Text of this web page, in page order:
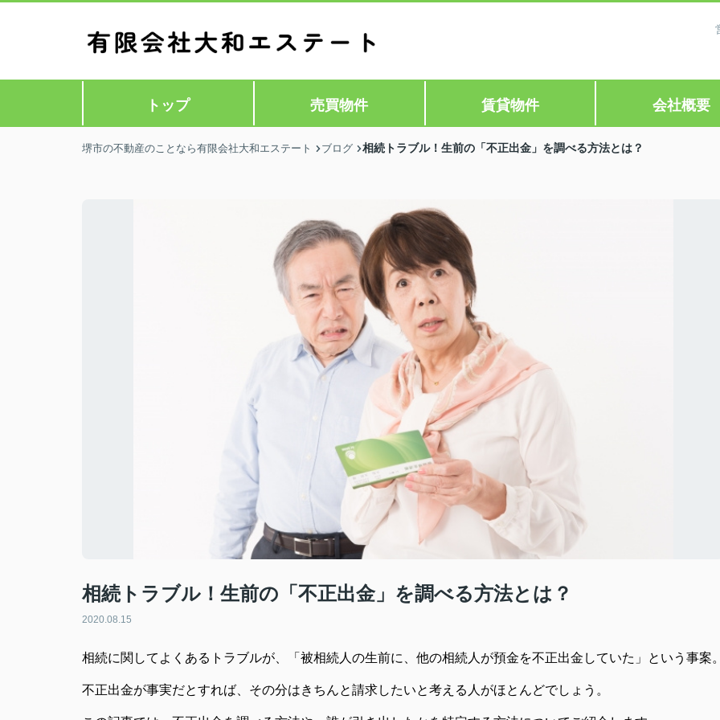
トップ 売買物件 賃貸物件 会社概要
堺市の不動産のことなら有限会社大和エステート ブログ 相続トラブル！生前の「不正出金」を調べる方法とは？
相続トラブル！生前の「不正出金」を調べる方法とは？
2020.08.15
相続に関してよくあるトラブルが、「被相続人の生前に、他の相続人が預金を不正出金していた」という事案
不正出金が事実だとすれば、その分はきちんと請求したいと考える人がほとんどでしょう。